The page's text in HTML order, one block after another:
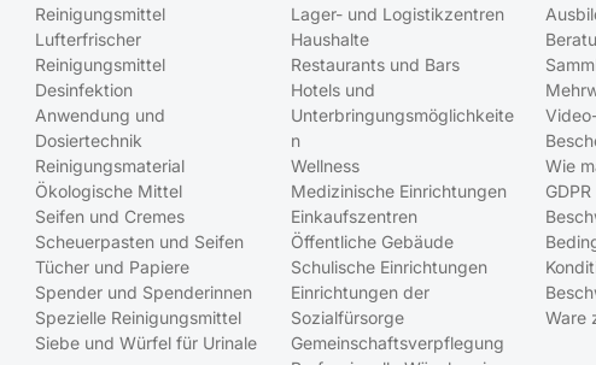
Reinigungsmittel
Lufterfrischer
Reinigungsmittel
Desinfektion
Anwendung und
Dosiertechnik
Reinigungsmaterial
Ökologische Mittel
Seifen und Cremes
Scheuerpasten und Seifen
Tücher und Papiere
Spender und Spenderinnen
Spezielle Reinigungsmittel
Siebe und Würfel für Urinale
Lager- und Logistikzentren
Haushalte
Restaurants und Bars
Hotels und
Unterbringungsmöglichkeite
n
Wellness
Medizinische Einrichtungen
Einkaufszentren
Öffentliche Gebäude
Schulische Einrichtungen
Einrichtungen der
Sozialfürsorge
Gemeinschaftsverpflegung
Wie
GDPR
Ware